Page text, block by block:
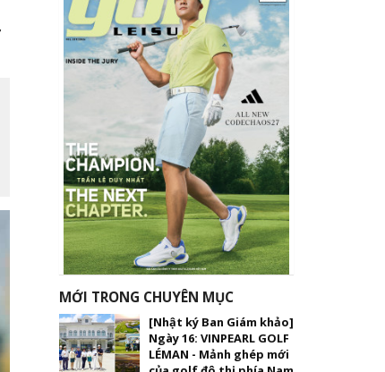
MỚI TRONG CHUYÊN MỤC
[Nhật ký Ban Giám khảo]
Ngày 16: VINPEARL GOLF
LÉMAN - Mảnh ghép mới